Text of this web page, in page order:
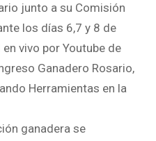
junto a su Comisión
los días 6,7 y 8 de
vivo por Youtube de
Ganadero Rosario,
Herramientas en la
ganadera se